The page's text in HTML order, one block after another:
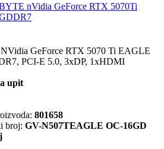
GeForce RTX 5070 Ti EAGLE
PCI-E 5.0, 3xDP, 1xHDMI
upit
801658
broj: GV-N507TEAGLE OC-16GD